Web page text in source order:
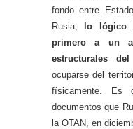
fondo entre
Rusia,
lo lógico
primero a un
estructurales del
ocuparse del
físicamente. Es
documentos que
la OTAN, en